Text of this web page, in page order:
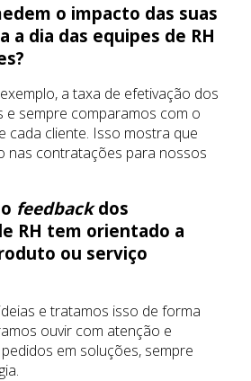
o impacto das suas
a dia das equipes de RH
a taxa de efetivação dos
e sempre comparamos com o
cada cliente. Isso mostra que
nas contratações para nossos
feedbackdos
RH tem orientado a
ou serviço
e tratamos isso de forma
ouvir com atenção e
em soluções, sempre